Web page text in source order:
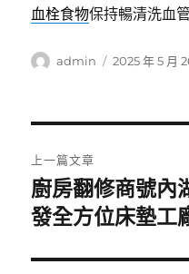
血栓食物保持暢清洗血
作
admin
發
2025 年 5 月
章
導
覽
上一篇文章
上
一
文
廚房翻修商號內
發全方位床墊工